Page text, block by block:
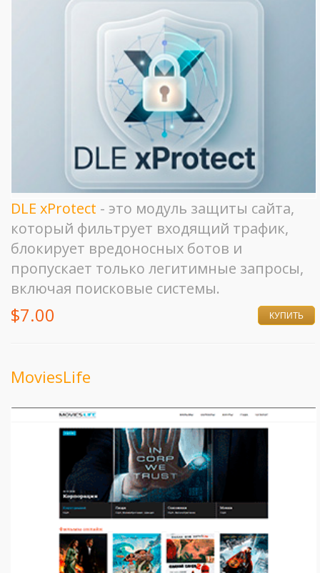
DLE xProtect - это модуль защиты сайта,
который фильтрует входящий трафик,
блокирует вредоносных ботов и
пропускает только легитимные запросы,
включая поисковые системы.
$7.00 КУПИТЬ
MoviesLife